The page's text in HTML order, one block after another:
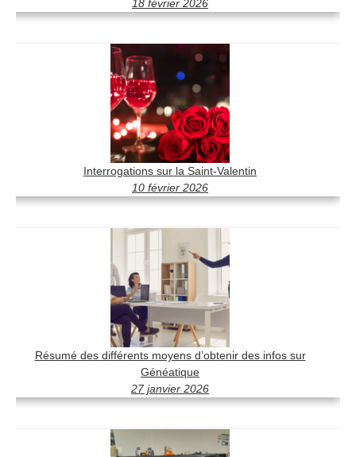
18 février 2026
Interrogations sur la Saint-Valentin
10 février 2026
Résumé des différents moyens d’obtenir des infos sur
Généatique
27 janvier 2026